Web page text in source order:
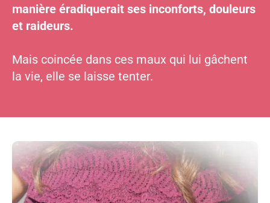
manière éradiquerait ses inconforts, douleurs
et raideurs.
Mais coincée dans ces maux qui lui gâchent
la vie, elle se laisse tenter.